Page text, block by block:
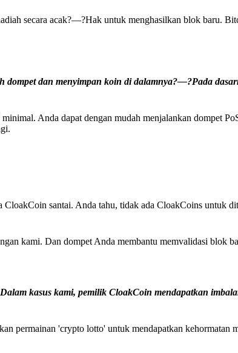
secara acak?—?Hak untuk menghasilkan blok baru.
dompet dan menyimpan koin di dalamnya?—?Pada
Anda dapat dengan mudah menjalankan dompet
CloakCoin santai. Anda tahu, tidak ada CloakCoins untuk
kami. Dan dompet Anda membantu memvalidasi blok
kasus kami, pemilik CloakCoin mendapatkan
permainan 'crypto lotto' untuk mendapatkan kehormatan